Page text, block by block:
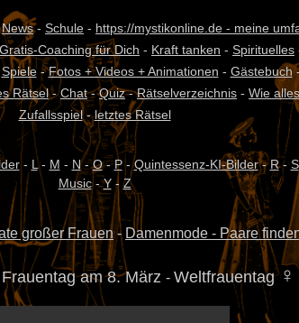
News- Schule - https://mystikonline.de - meine
Coaching für Dich - Kraft tanken - Spirituelles
Spiele-Fotos + Videos + Animationen - Gästebuch
Rätsel-Chat-Quiz-Rätselverzeichnis - Wie
Zufallsspiel-letztes Rätsel
- L- M - N-O-P-Quintessenz-KI-Bilder-R- S
Music-Y- Z
großer Frauen- Damenmode - Paare
am 8. März - Weltfrauentag ♀